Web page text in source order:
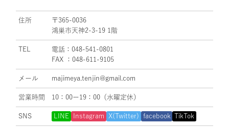
住所
〒365-0036
鴻巣市天神2-3-19 1階
TEL
電話：048-541-0801
FAX ：048-611-9105
メール majimeya.tenjin@gmail.com
営業時間 10：00ー19：00（水曜定休）
SNS LINE Instagram X(Twitter) facebook TikTok